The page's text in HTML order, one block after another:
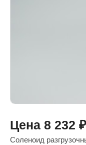
Цена 8 232 ₽
Соленоид